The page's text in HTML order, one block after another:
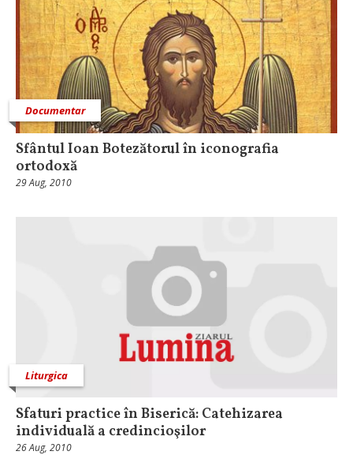
Documentar
Sfântul Ioan Botezătorul în iconografia
ortodoxă
29 Aug, 2010
Liturgica
Sfaturi practice în Biserică: Catehizarea
individuală a credincioşilor
26 Aug, 2010